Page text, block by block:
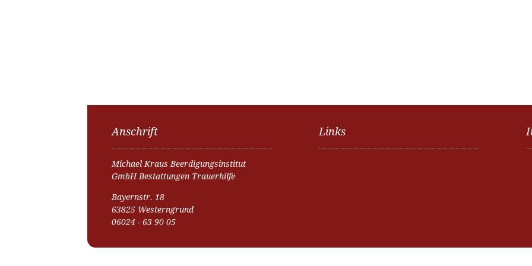
Anschrift
Michael Kraus Beerdigungsinstitut
GmbH Bestattungen Trauerhilfe
Bayernstr. 18
63825 Westerngrund
06024 - 63 90 05
Links